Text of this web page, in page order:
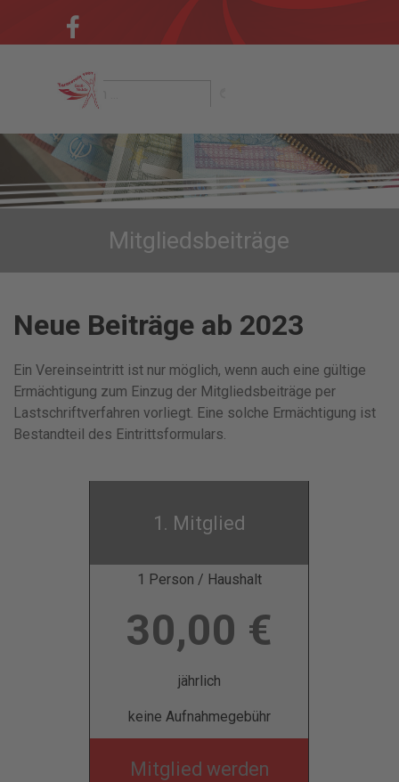
Menü überspringen
Mitgliedsbeiträge
Neue Beiträge ab 2023
Ein Vereinseintritt ist nur möglich, wenn auch eine gültige
Ermächtigung zum Einzug der Mitgliedsbeiträge per
Lastschriftverfahren vorliegt. Eine solche Ermächtigung ist
Bestandteil des Eintrittsformulars.
1. Mitglied
1 Person / Haushalt
30,00 €
jährlich
keine Aufnahmegebühr
Mitglied werden